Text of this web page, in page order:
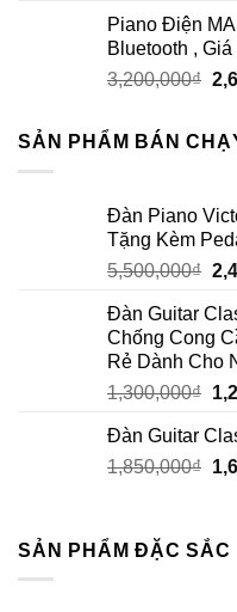
Piano Điện
Bluetooth ,
3,200,000₫
SẢN PHẨM BÁN
Đàn Piano
Tặng Kèm
5,500,000₫
Đàn Guitar
Chống Cong
Rẻ Dành Cho
1,300,000₫
Đàn Guitar
1,850,000₫
SẢN PHẨM ĐẶC SẮC